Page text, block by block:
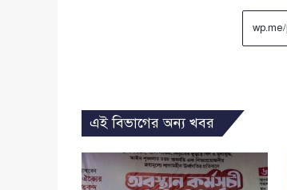
এই বিভাগের অন্য খবর